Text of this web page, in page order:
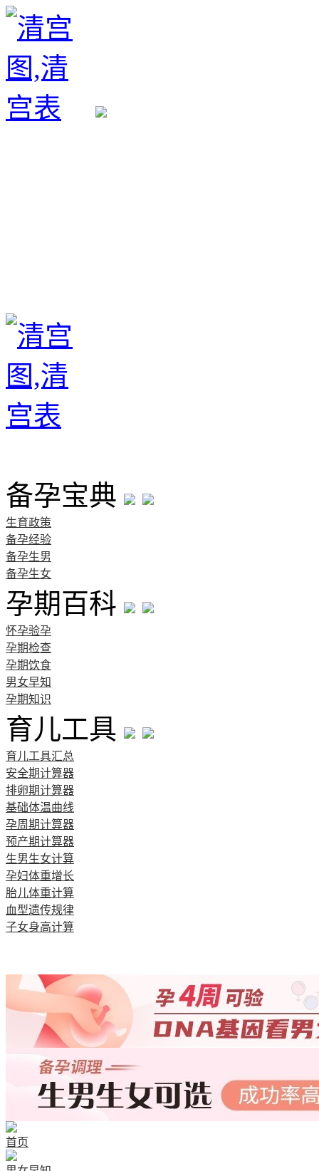
备孕宝典
生育政策
备孕经验
备孕生男
备孕生女
孕期百科
怀孕验孕
孕期检查
孕期饮食
男女早知
孕期知识
育儿工具
育儿工具汇总
安全期计算器
排卵期计算器
基础体温曲线
孕周期计算器
预产期计算器
生男生女计算
孕妇体重增长
胎儿体重计算
血型遗传规律
子女身高计算
首页